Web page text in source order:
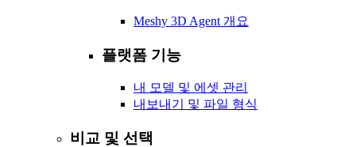
Meshy 3D Agent 개요
플랫폼 기능
내 모델 및 에셋 관리
내보내기 및 파일 형식
비교 및 선택